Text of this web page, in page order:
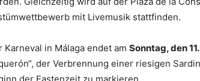
mit Livemusik stattfinden.
Karneval in Málaga endet am Sonntag, den
der Verbrennung einer riesigen